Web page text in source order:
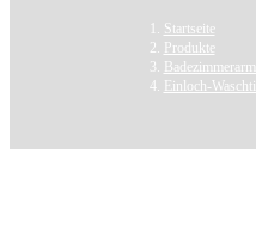
Startseite
Produkte
Einloch-